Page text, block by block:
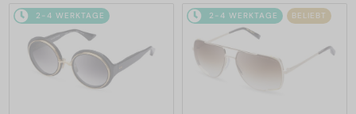
2-4 WERKTAGE 2-4 WERKTAGE BELIEBT